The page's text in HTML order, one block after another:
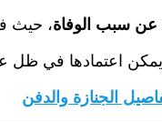
عن سبب الوفاة، حيث
يمكن اعتمادها
الجنازة والدفن